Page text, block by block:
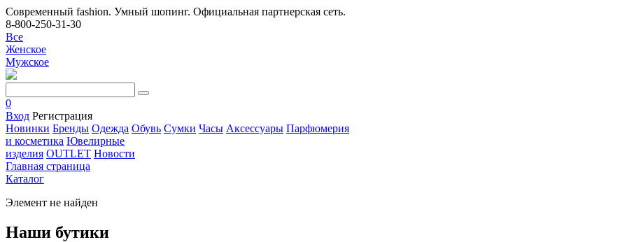
Современный fashion. Умный шопинг. Официальная партнерская сеть.
8-800-250-31-30
Все
Женское
Мужское
0
Вход Регистрация
Новинки Бренды Одежда Обувь Сумки Часы Аксессуары Парфюмерия
и косметика Ювелирные
изделия OUTLET Новости
Главная страница
Каталог
Элемент не найден
Наши бутики